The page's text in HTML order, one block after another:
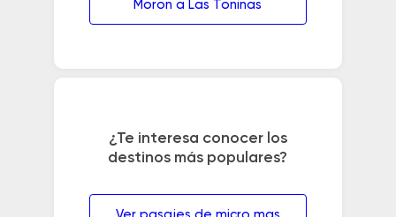
Moron a Las Toninas
¿Te interesa conocer los
destinos más populares?